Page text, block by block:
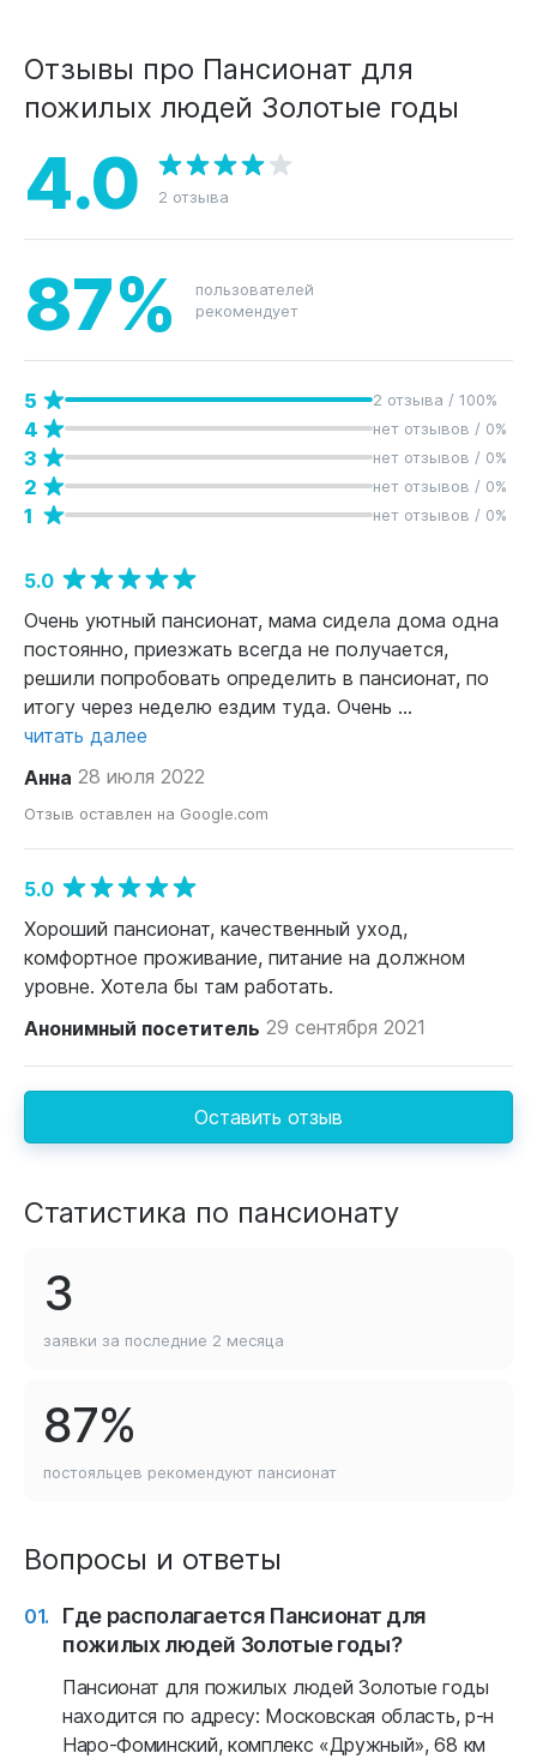
Отзывы про Пансионат для
пожилых людей Золотые годы
4.0 2 отзыва
87%
пользователей
рекомендует
5 2 отзыва / 100%
4 нет отзывов / 0%
3 нет отзывов / 0%
2 нет отзывов / 0%
1 нет отзывов / 0%
5.0
Очень уютный пансионат, мама сидела дома одна
постоянно, приезжать всегда не получается,
решили попробовать определить в пансионат, по
итогу через неделю ездим туда. Очень ...
читать далее
Анна 28 июля 2022
Отзыв оставлен на Google.com
5.0
Хороший пансионат, качественный уход,
комфортное проживание, питание на должном
уровне. Хотела бы там работать.
Анонимный посетитель 29 сентября 2021
Оставить отзыв
Статистика по пансионату
3
заявки за последние 2 месяца
87%
постояльцев рекомендуют пансионат
Вопросы и ответы
Где располагается Пансионат для
пожилых людей Золотые годы?
Пансионат для пожилых людей Золотые годы
находится по адресу: Московская область, р-н
Наро-Фоминский, комплекс «Дружный», 68 км